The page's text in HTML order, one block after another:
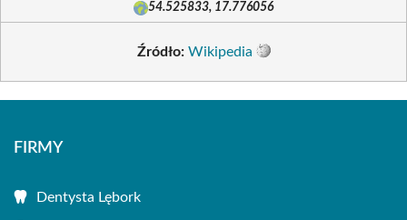
54.525833, 17.776056
Źródło: Wikipedia
FIRMY
Dentysta Lębork